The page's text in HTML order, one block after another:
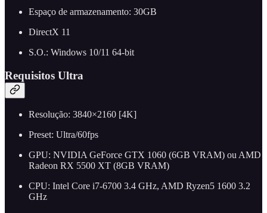
Espaço de armazenamento: 30GB
DirectX 11
S.O.: Windows 10/11 64-bit
Requisitos Ultra
Resolução: 3840×2160 [4K]
Preset: Ultra/60fps
GPU: NVIDIA GeForce GTX 1060 (6GB VRAM) ou AMD
Radeon RX 5500 XT (8GB VRAM)
CPU: Intel Core i7-6700 3.4 GHz, AMD Ryzen5 1600 3.2
GHz